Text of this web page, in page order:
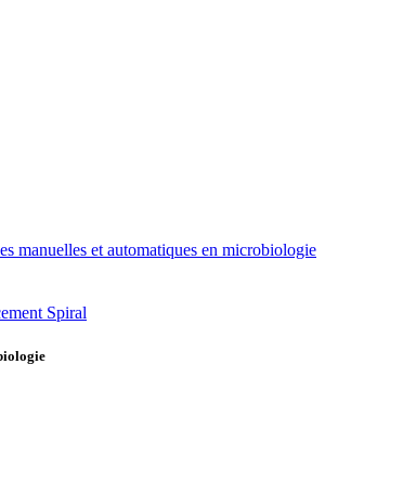
manuelles et automatiques en microbiologie
Spiral